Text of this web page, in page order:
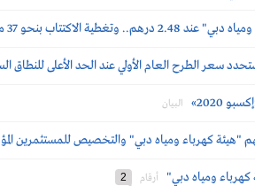
الاكتتاب بنحو 37 مرة
سعر الطرح العام الأولي عند الحد الأعلى للنطاق
2020» البيان
"هيئة كهرباء ومياه دبي" والتخصيص للمستثمرين
كهرباء ومياه دبي" أرقام 2